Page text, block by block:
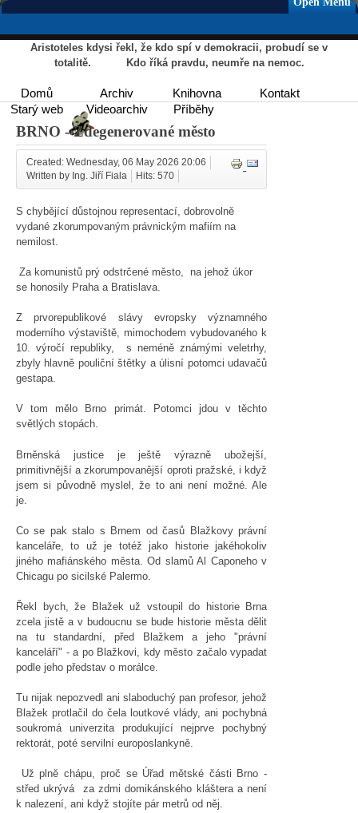
Aristoteles kdysi řekl, že kdo spí v demokracii, probudí se v
totalitě. Kdo říká pravdu, neumře na nemoc.
Domů Archiv Knihovna
Kontakt
Starý web
Videoarchiv Příběhy
BRNO - Zdegenerované město
Created: Wednesday, 06 May 2026 20:06
Written by Ing. Jiří Fiala
Hits: 570
S chybějící důstojnou representací, dobrovolně
vydané zkorumpovaným právnickým mafiím na
nemilost.
Za komunistů prý odstrčené město, na jehož úkor
se honosily Praha a Bratislava.
Z prvorepublikové slávy evropsky významného
moderního výstaviště, mimochodem vybudovaného k
10. výročí republiky, s neméně známými veletrhy,
zbyly hlavně pouliční štětky a úlisní potomci udavačů
gestapa.
V tom mělo Brno primát. Potomci jdou v těchto
světlých stopách.
Brněnská justice je ještě výrazně ubožejší,
primitivnější a zkorumpovanější oproti pražské, i když
jsem si původně myslel, že to ani není možné. Ale
je.
Co se pak stalo s Brnem od časů Blažkovy právní
kanceláře, to už je totéž jako historie jakéhokoliv
jiného mafiánského města. Od slamů Al Caponeho v
Chicagu po sicilské Palermo.
Řekl bych, že Blažek už vstoupil do historie Brna
zcela jistě a v budoucnu se bude historie města dělit
na tu standardní, před Blažkem a jeho "právní
kanceláří" - a po Blažkovi, kdy město začalo vypadat
podle jeho představ o morálce.
Tu nijak nepozvedl ani slaboduchý pan profesor, jehož
Blažek protlačil do čela loutkové vlády, ani pochybná
soukromá univerzita produkující nejprve pochybný
rektorát, poté servilní europoslankyně.
Už plně chápu, proč se Úřad mětské části Brno -
střed ukrývá za zdmi domikánského kláštera a není
k nalezení, ani když stojíte pár metrů od něj.